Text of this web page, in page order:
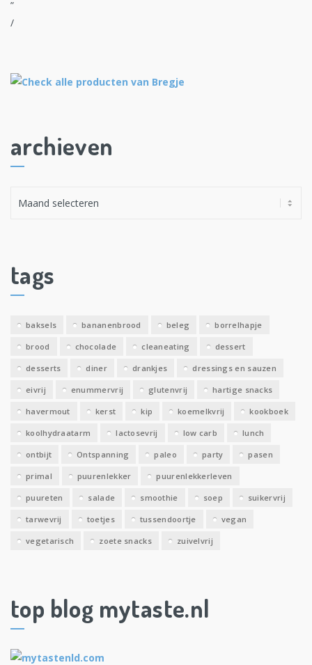
archieven
e
v
tags
baksels bananenbrood beleg borrelhapje
brood chocolade cleaneating dessert
desserts diner drankjes dressings en sauzen
eivrij enummervrij glutenvrij hartige snacks
havermout kerst kip koemelkvrij kookboek
koolhydraatarm lactosevrij low carb lunch
ontbijt Ontspanning paleo party pasen
primal puurenlekker puurenlekkerleven
puureten salade smoothie soep suikervrij
tarwevrij toetjes tussendoortje vegan
vegetarisch zoete snacks zuivelvrij
top blog mytaste.nl